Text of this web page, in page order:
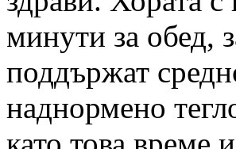
минути за обед,
поддържат
наднормено